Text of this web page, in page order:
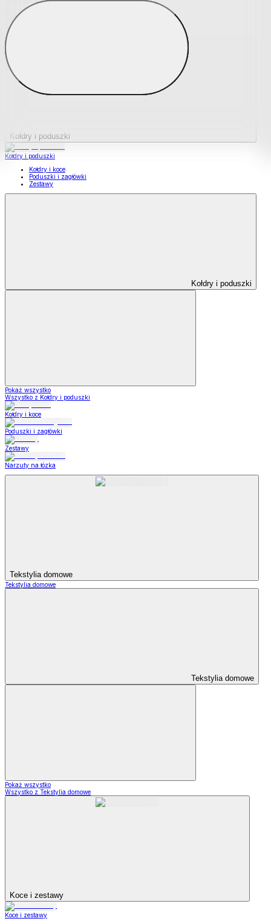
Podkładki na materace
Materace nawierzchniowe
Kołdry i poduszki
Kołdry i poduszki
Kołdry i koce
Poduszki i zagłówki
Zestawy
Kołdry i poduszki
Pokaż wszystko
Wszystko z Kołdry i poduszki
Kołdry i koce
Poduszki i zagłówki
Zestawy
Narzuty na łózka
Tekstylia domowe
Tekstylia domowe
Tekstylia domowe
Pokaż wszystko
Wszystko z Tekstylia domowe
Koce i zestawy
Koce i zestawy